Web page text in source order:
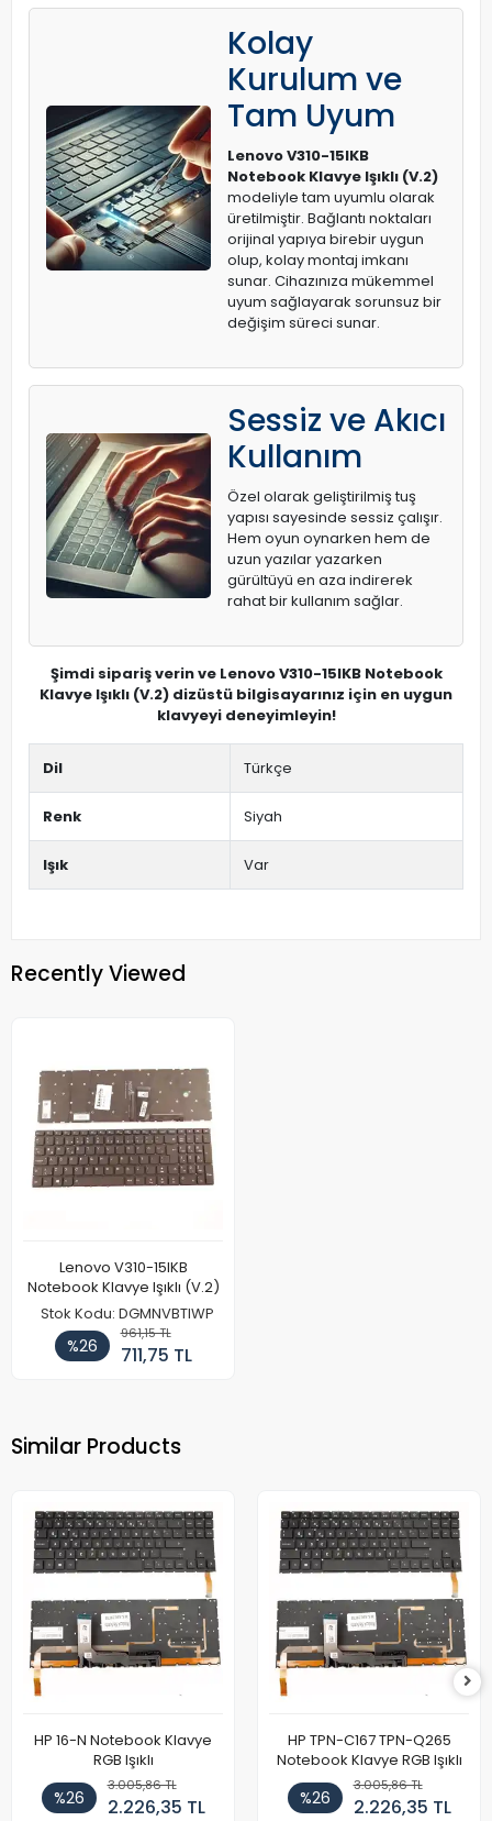
Kolay
Kurulum ve
Tam Uyum
Lenovo V310-15IKB
Notebook Klavye Işıklı (V.2)
modeliyle tam uyumlu olarak
üretilmiştir. Bağlantı noktaları
orijinal yapıya birebir uygun
olup, kolay montaj imkanı
sunar. Cihazınıza mükemmel
uyum sağlayarak sorunsuz bir
değişim süreci sunar.
Sessiz ve Akıcı
Kullanım
Özel olarak geliştirilmiş tuş
yapısı sayesinde sessiz çalışır.
Hem oyun oynarken hem de
uzun yazılar yazarken
gürültüyü en aza indirerek
rahat bir kullanım sağlar.
Şimdi sipariş verin ve Lenovo V310-15IKB Notebook
Klavye Işıklı (V.2) dizüstü bilgisayarınız için en uygun
klavyeyi deneyimleyin!
Dil Türkçe
Renk Siyah
Işık Var
Recently Viewed
Lenovo V310-15IKB
Notebook Klavye Işıklı (V.2)
Stok Kodu: DGMNVBTIWP
%26
961,15 TL
711,75 TL
Similar Products
HP 16-N Notebook Klavye
RGB Işıklı
%26
3.005,86 TL
2.226,35 TL
HP TPN-C167 TPN-Q265
Notebook Klavye RGB Işıklı
%26
3.005,86 TL
2.226,35 TL